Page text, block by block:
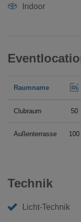
Indoor
Raumname
Clubraum 50
Außenterrasse 100
Technik
Licht-Technik